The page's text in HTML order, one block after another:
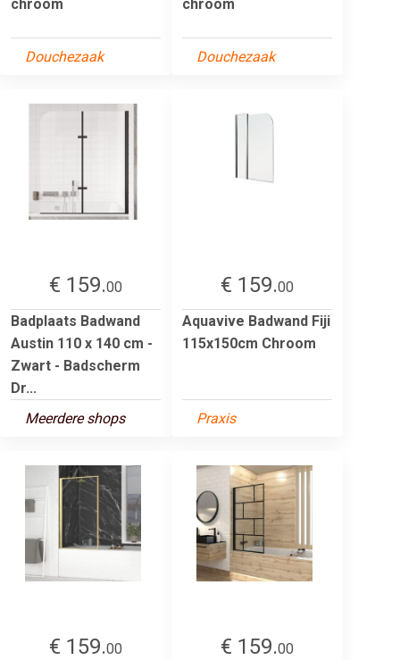
chroom
Douchezaak
chroom
Douchezaak
€ 159.00
Badplaats Badwand
Austin 110 x 140 cm -
Zwart - Badscherm
Dr...
Meerdere shops
€ 159.00
Aquavive Badwand Fiji
115x150cm Chroom
Praxis
€ 159.00
€ 159.00